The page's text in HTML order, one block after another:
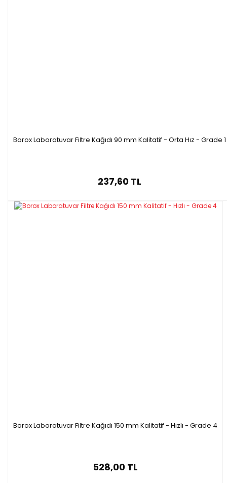
Borox Laboratuvar Filtre Kağıdı 90 mm Kalitatif - Orta Hız - Grade 1
237,60 TL
Borox Laboratuvar Filtre Kağıdı 150 mm Kalitatif - Hızlı - Grade 4
528,00 TL